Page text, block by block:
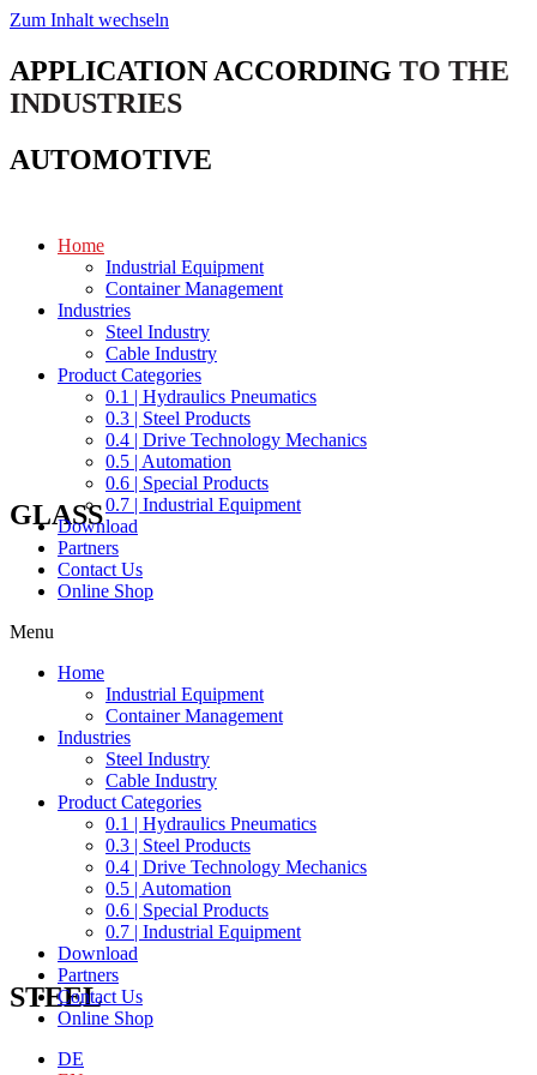
Zum Inhalt wechseln
Home
Industrial Equipment
Container Management
Industries
Steel Industry
Cable Industry
Product Categories
0.1 | Hydraulics Pneumatics
0.3 | Steel Products
0.4 | Drive Technology Mechanics
0.5 | Automation
0.6 | Special Products
0.7 | Industrial Equipment
Download
Partners
Contact Us
Online Shop
Menu
Home
Industrial Equipment
Container Management
Industries
Steel Industry
Cable Industry
Product Categories
0.1 | Hydraulics Pneumatics
0.3 | Steel Products
0.4 | Drive Technology Mechanics
0.5 | Automation
0.6 | Special Products
0.7 | Industrial Equipment
Download
Partners
Contact Us
Online Shop
DE
APPLICATION ACCORDING TO THE
INDUSTRIES
AUTOMOTIVE
GLASS
STEEL